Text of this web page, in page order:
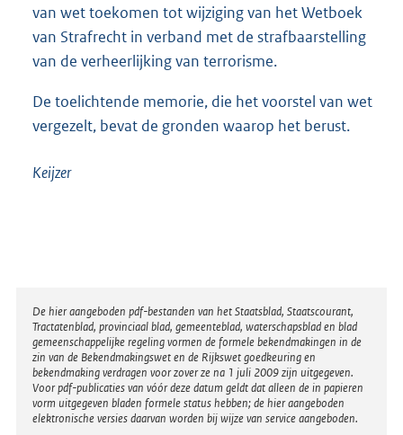
van wet toekomen tot wijziging van het Wetboek
van Strafrecht in verband met de strafbaarstelling
van de verheerlijking van terrorisme.
De toelichtende memorie, die het voorstel van wet
vergezelt, bevat de gronden waarop het berust.
Keijzer
Disclaimer
De hier aangeboden pdf-bestanden van het Staatsblad, Staatscourant,
Tractatenblad, provinciaal blad, gemeenteblad, waterschapsblad en blad
gemeenschappelijke regeling vormen de formele bekendmakingen in de
zin van de Bekendmakingswet en de Rijkswet goedkeuring en
bekendmaking verdragen voor zover ze na 1 juli 2009 zijn uitgegeven.
Voor pdf-publicaties van vóór deze datum geldt dat alleen de in papieren
vorm uitgegeven bladen formele status hebben; de hier aangeboden
elektronische versies daarvan worden bij wijze van service aangeboden.